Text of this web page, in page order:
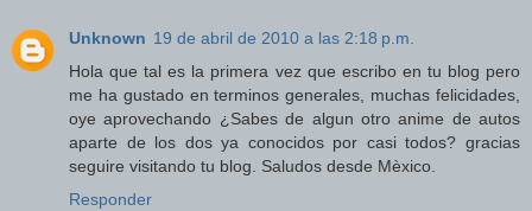
Unknown 19 de abril de 2010 a las 2:18 p.m.
Hola que tal es la primera vez que escribo en tu blog pero
me ha gustado en terminos generales, muchas felicidades,
oye aprovechando ¿Sabes de algun otro anime de autos
aparte de los dos ya conocidos por casi todos? gracias
seguire visitando tu blog. Saludos desde Mèxico.
Responder